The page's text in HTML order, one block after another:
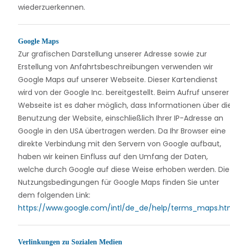
wiederzuerkennen.
Google Maps
Zur grafischen Darstellung unserer Adresse sowie zur
Erstellung von Anfahrtsbeschreibungen verwenden wir
Google Maps auf unserer Webseite. Dieser Kartendienst
wird von der Google Inc. bereitgestellt. Beim Aufruf unserer
Webseite ist es daher möglich, dass Informationen über
Benutzung der Website, einschließlich Ihrer IP-Adresse an
Google in den USA übertragen werden. Da Ihr Browser eine
direkte Verbindung mit den Servern von Google aufbaut,
haben wir keinen Einfluss auf den Umfang der Daten,
welche durch Google auf diese Weise erhoben werden. Die
Nutzungsbedingungen für Google Maps finden Sie unter
dem folgenden Link:
https://www.google.com/intl/de_de/help/
Verlinkungen zu Sozialen Medien